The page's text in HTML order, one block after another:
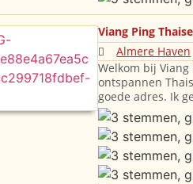
Viang Ping
Almere Haven
Welkom bij Viang
ontspannen
goede adres. Ik